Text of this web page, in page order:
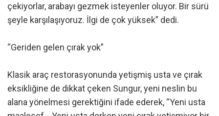
çekiyorlar, arabayı gezmek isteyenler oluyor. Bir sürü
şeyle karşılaşıyoruz. İlgi de çok yüksek” dedi.
“Geriden gelen çırak yok”
Klasik araç restorasyonunda yetişmiş usta ve çırak
eksikliğine de dikkat çeken Sungur, yeni neslin bu
alana yönelmesi gerektiğini ifade ederek, “Yeni usta